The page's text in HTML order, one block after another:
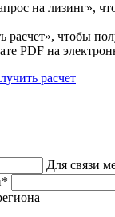
на лизинг»,
расчет», чтобы
PDF на
расчет
Для связи
*